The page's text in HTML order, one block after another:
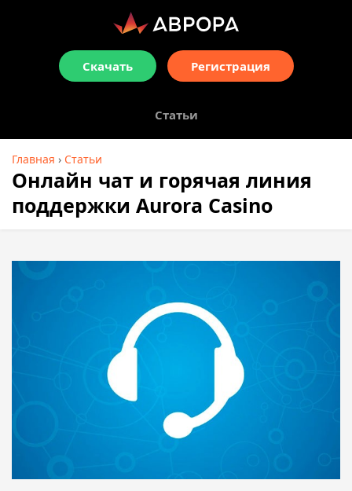
Скачать Регистрация
Статьи
Главная › Статьи
Онлайн чат и горячая линия
поддержки Aurora Casino